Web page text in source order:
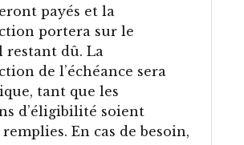
payés et la
portera sur le
dû. La
de l’échéance sera
tant que les
d’éligibilité soient
En cas de besoin,